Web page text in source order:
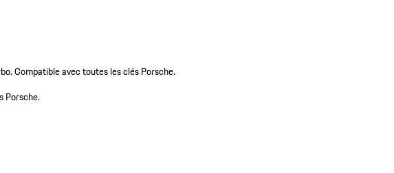
Compatible avec toutes les clés Porsche.
Porsche.